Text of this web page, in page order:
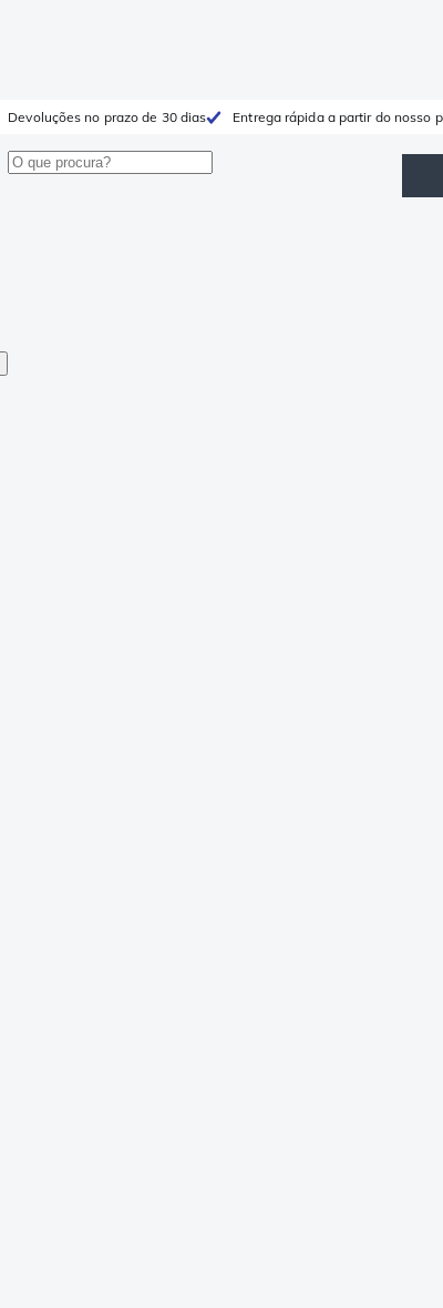
Devoluções no prazo de 30 dias Entrega rápida a partir do nosso